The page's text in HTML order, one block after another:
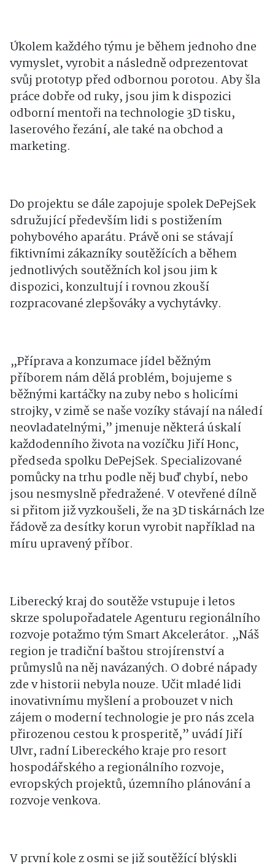
Úkolem každého týmu je během jednoho dne
vymyslet, vyrobit a následně odprezentovat
svůj prototyp před odbornou porotou. Aby šla
práce dobře od ruky, jsou jim k dispozici
odborní mentoři na technologie 3D tisku,
laserového řezání, ale také na obchod a
marketing.
Do projektu se dále zapojuje spolek DePejSek
sdružující především lidi s postižením
pohybového aparátu. Právě oni se stávají
fiktivními zákazníky soutěžících a během
jednotlivých soutěžních kol jsou jim k
dispozici, konzultují i rovnou zkouší
rozpracované zlepšováky a vychytávky.
„Příprava a konzumace jídel běžným
příborem nám dělá problém, bojujeme s
běžnými kartáčky na zuby nebo s holicími
strojky, v zimě se naše vozíky stávají na náledí
neovladatelnými,” jmenuje některá úskalí
každodenního života na vozíčku Jiří Honc,
předseda spolku DePejSek. Specializované
pomůcky na trhu podle něj buď chybí, nebo
jsou nesmyslně předražené. V otevřené dílně
si přitom již vyzkoušeli, že na 3D tiskárnách lze
řádově za desítky korun vyrobit například na
míru upravený příbor.
Liberecký kraj do soutěže vstupuje i letos
skrze spolupořadatele Agenturu regionálního
rozvoje potažmo tým Smart Akcelerátor. „Náš
region je tradiční baštou strojírenství a
průmyslů na něj navázaných. O dobré nápady
zde v historii nebyla nouze. Učit mladé lidi
inovativnímu myšlení a probouzet v nich
zájem o moderní technologie je pro nás zcela
přirozenou cestou k prosperitě,” uvádí Jiří
Ulvr, radní Libereckého kraje pro resort
hospodářského a regionálního rozvoje,
evropských projektů, územního plánování a
rozvoje venkova.
V první kole z osmi se již soutěžící blýskli